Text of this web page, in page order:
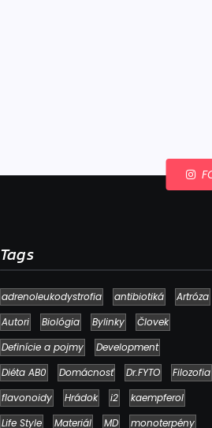
Tags
adrenoleukodystrofia antibiotiká
Artróza
Autori
Biológia Bylinky
Človek
Definície a pojmy
Development
Diéta AB0
Domácnosť Dr.FYTO
Filozofia
flavonoidy
Hrádok i2
kaempferol
Life Style
Materiál MD monoterpény